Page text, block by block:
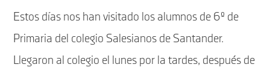
entrada:
Estos días nos han visitado los alumnos de 6º de
Primaria del colegio Salesianos de Santander.
Llegaron al colegio el lunes por la tardes, después de